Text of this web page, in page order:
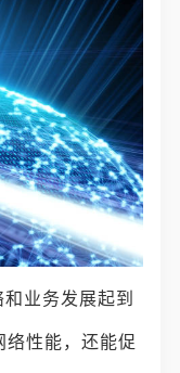
业务发展起到
络性能，还能促